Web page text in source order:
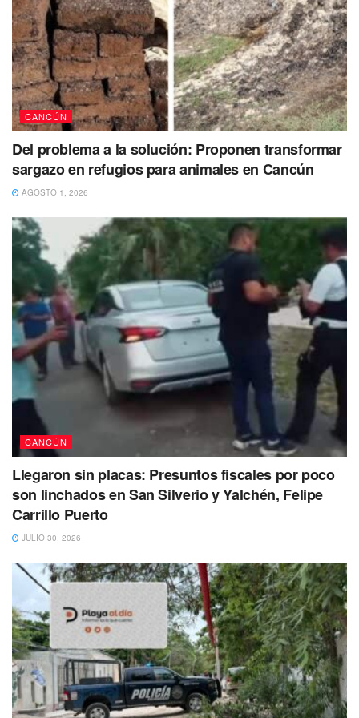
En tanto la zona del crimen fue acordonada, mientras que
ministeriales de la Fiscalía realizaron el ‘barrido’ del lugar.
Tags: Cancun
CANCÚN
Del problema a la solución: Proponen transformar
sargazo en refugios para animales en Cancún
AGOSTO 1, 2026
CANCÚN
Llegaron sin placas: Presuntos fiscales por poco
son linchados en San Silverio y Yalchén, Felipe
Carrillo Puerto
JULIO 30, 2026